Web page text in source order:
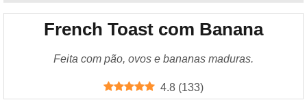
French Toast com Banana
Feita com pão, ovos e bananas maduras.
4.8 (133)